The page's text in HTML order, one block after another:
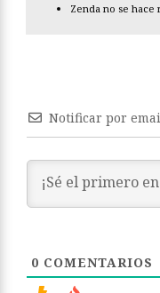
Zenda no se hace
Notificar por
0 COMENTARIOS